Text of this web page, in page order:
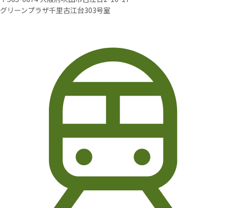
グリーンプラザ千里古江台303号室